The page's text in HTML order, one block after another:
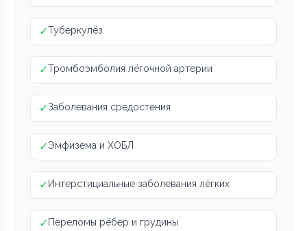
✓Туберкулёз
✓Тромбоэмболия лёгочной артерии
✓Заболевания средостения
✓Эмфизема и ХОБЛ
✓ Интерстициальные заболевания лёгких
✓ Переломы рёбер и грудины